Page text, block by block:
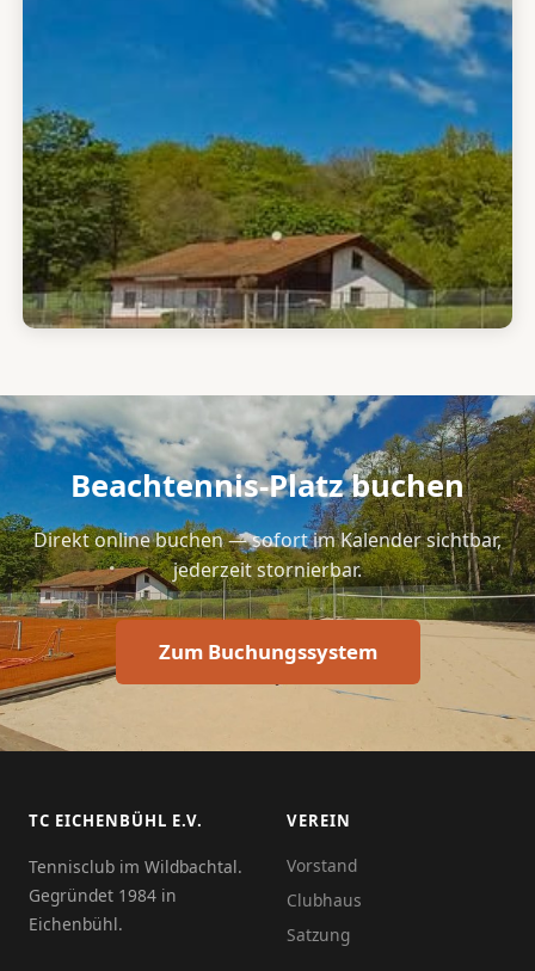
Beachtennis-Platz buchen
Direkt online buchen — sofort im Kalender sichtbar,
jederzeit stornierbar.
Zum Buchungssystem
TC EICHENBÜHL E.V.
Tennisclub im Wildbachtal.
Gegründet 1984 in
Eichenbühl.
VEREIN
Vorstand
Clubhaus
Satzung